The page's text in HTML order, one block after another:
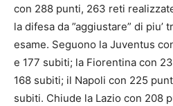
con 288 punti, 263 reti
la difesa da ”aggiustare” di
esame. Seguono la Juventus
e 177 subiti; la Fiorentina con
168 subiti; il Napoli con 225
subiti. Chiude la Lazio con 208